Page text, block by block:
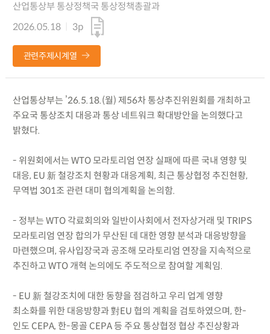
산업통상부 통상정책국 통상정책총괄과
2026.05.18
3p
관련주제시계열
산업통상부는 ’26.5.18.(월) 제56차 통상추진위원회를 개최하고
주요국 통상조치 대응과 통상 네트워크 확대방안을 논의했다고
밝혔다.
- 위원회에서는 WTO 모라토리엄 연장 실패에 따른 국내 영향 및
대응, EU 新 철강조치 현황과 대응계획, 최근 통상협정 추진현황,
무역법 301조 관련 대미 협의계획을 논의함.
- 정부는 WTO 각료회의와 일반이사회에서 전자상거래 및 TRIPS
모라토리엄 연장 합의가 무산된 데 대한 영향 분석과 대응방향을
마련했으며, 유사입장국과 공조해 모라토리엄 연장을 지속적으로
추진하고 WTO 개혁 논의에도 주도적으로 참여할 계획임.
- EU 新 철강조치에 대한 동향을 점검하고 우리 업계 영향
최소화를 위한 대응방향과 對EU 협의 계획을 검토하였으며, 한-
인도 CEPA, 한-몽골 CEPA 등 주요 통상협정 협상 추진상황과